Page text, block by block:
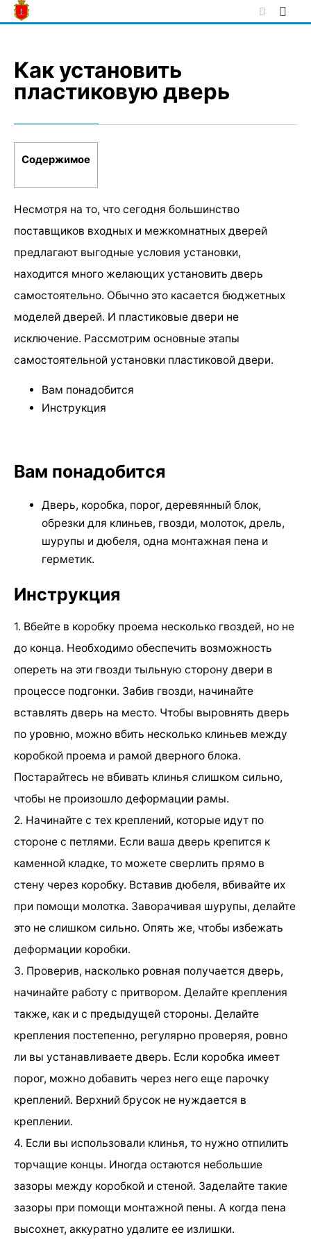
Skip
to
Как установить
пластиковую дверь
Содержимое
Несмотря на то, что сегодня большинство
поставщиков входных и межкомнатных дверей
предлагают выгодные условия установки,
находится много желающих установить дверь
самостоятельно. Обычно это касается бюджетных
моделей дверей. И пластиковые двери не
исключение. Рассмотрим основные этапы
самостоятельной установки пластиковой двери.
Вам понадобится
Инструкция
Вам понадобится
Дверь, коробка, порог, деревянный блок,
обрезки для клиньев, гвозди, молоток, дрель,
шурупы и дюбеля, одна монтажная пена и
герметик.
Инструкция
1. Вбейте в коробку проема несколько гвоздей, но не
до конца. Необходимо обеспечить возможность
опереть на эти гвозди тыльную сторону двери в
процессе подгонки. Забив гвозди, начинайте
вставлять дверь на место. Чтобы выровнять дверь
по уровню, можно вбить несколько клиньев между
коробкой проема и рамой дверного блока.
Постарайтесь не вбивать клинья слишком сильно,
чтобы не произошло деформации рамы.
2. Начинайте с тех креплений, которые идут по
стороне с петлями. Если ваша дверь крепится к
каменной кладке, то можете сверлить прямо в
стену через коробку. Вставив дюбеля, вбивайте их
при помощи молотка. Заворачивая шурупы, делайте
это не слишком сильно. Опять же, чтобы избежать
деформации коробки.
3. Проверив, насколько ровная получается дверь,
начинайте работу с притвором. Делайте крепления
также, как и с предыдущей стороны. Делайте
крепления постепенно, регулярно проверяя, ровно
ли вы устанавливаете дверь. Если коробка имеет
порог, можно добавить через него еще парочку
креплений. Верхний брусок не нуждается в
креплении.
4. Если вы использовали клинья, то нужно отпилить
торчащие концы. Иногда остаются небольшие
зазоры между коробкой и стеной. Заделайте такие
зазоры при помощи монтажной пены. А когда пена
высохнет, аккуратно удалите ее излишки.